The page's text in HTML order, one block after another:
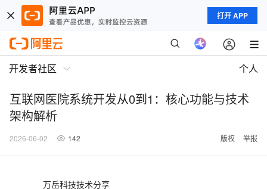
打开 APP
开发者社区 个人
互联网医院系统开发从0到1：核心功能与技术
架构解析
2026-06-02 142 版权 举报
万岳科技技术分享